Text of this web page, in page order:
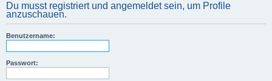
Du musst registriert und angemeldet sein, um Profile
anzuschauen.
Benutzername:
Passwort: